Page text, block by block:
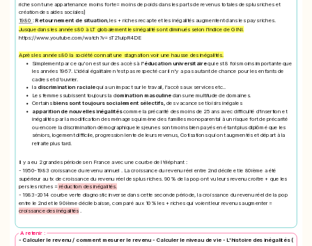
riches ont une appartenance moins forte= moins de poids dans les parts de revenus totales des plus riches et
création des aides sociales]
1980 :Retournement de situation, les + riches recapte et les inégalités augmentent dans les pays riches.
Jusque dans les années 80 à LT globalement les inégalités ont diminués selon l'indice de GINI.
https://www.youtube.com/watch?v=sT21uipR4DE
Après les années 80 la société connait une stagnation voir une hausse des inégalités.
Simplement par ce qu'on est sur des accès à l'éducation universitairequi est 8 fois moins importante que
les années 1967. L'idéal égalitaire n'est pas respecté car il n'y a pas autant de chance pour les enfants de
cadres et d'ouvrier.
la discrimination racialequi a un impact sur le travail, l'accès aux services etc..
Les femmes subissent toujours la domination masculinedans une multitude de domaines.
Certainsbiens sont toujours socialement sélectifs, des vacances et loisirs inégales
apparition de nouvelles inégalitéscomme la précarité des moins de 25 ans avec difficulté d'insertion et
inégalités par la modification des ménages qui mène des familles monoparental à un risque fort de précarité
ou encore la discrimination démographique les jeunes sont moins bien payés en étant plus diplômé que les
séniors, logement difficile, progression lente de leurs revenus, Cotisations qui ont augmentés et départ à la
retraite plus tard.
Il y a eu 2 grandes périodes en France avec une courbe de l'éléphant :
- 1950-1983 croissance du revenu annuel . La croissance du revenu réel entre 2nd décile et le 80ième a été
supérieur au tx de croissance du revenu réel des plus riches. 90% de la pop ont vu leurs revenu croitre + que les
pers les riches = réduction des inégalités.
- 1983-2014 courbe verte diagnostic inverse dans cette seconde période, la croissance du revenu réel de la pop
entre le 2nd et le 90ième décile baisse, comparé aux 10% les + riches qui voient leur revenus augmenter =
croissance des inégalités .
A retenir :
- Calculer le revenu / comment mesurer le revenu - Calculer le niveau de vie - L'histoire des inégalités (